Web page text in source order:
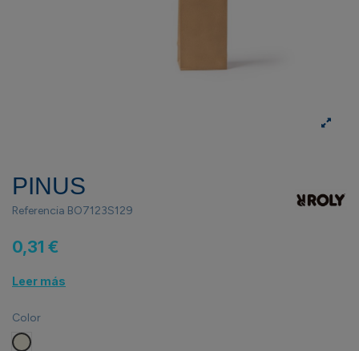
PINUS
Referencia BO7123S129
0,31 €
Leer más
Color
CRUDO